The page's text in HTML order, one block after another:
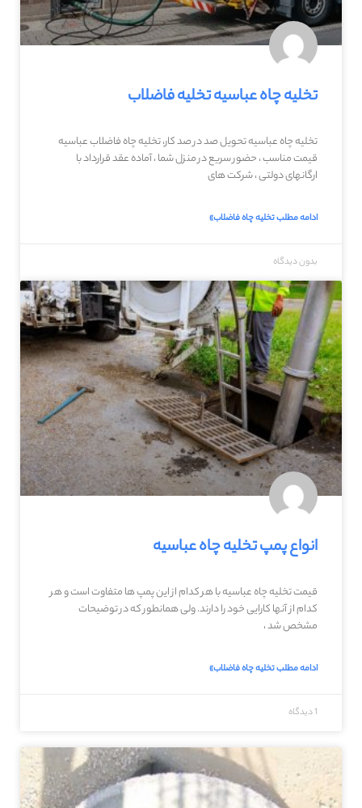
تخلیه چاه عباسیه تخلیه فاضلاب
تخلیه چاه عباسیه تحویل صد در صد کار، تخلیه چاه فاضلاب عباسیه
قیمت مناسب ، حضور سریع در منزل شما ، آماده عقد قرارداد با
ارگانهای دولتی ، شرکت های
ادامه مطلب تخلیه چاه فاضلاب»
بدون دیدگاه
انواع پمپ تخلیه چاه عباسیه
قیمت تخلیه چاه عباسیه با هر کدام از این پمپ ها متفاوت است و هر
کدام از آنها کارایی خود را دارند. ولی همانطور که در توضیحات
مشخص شد ،
ادامه مطلب تخلیه چاه فاضلاب»
1 دیدگاه